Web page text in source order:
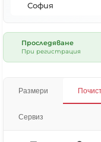
София
Проследяване
При регистрация
Размери
Сервиз